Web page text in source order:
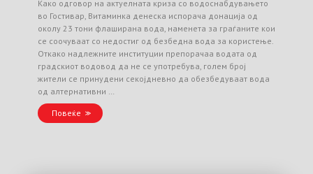
Како одговор на актуелната криза со водоснабдувањето
во Гостивар, Витаминка денеска испорача донација од
околу 23 тони флаширана вода, наменета за граѓаните кои
се соочуваат со недостиг од безбедна вода за користење.
Откако надлежните институции препорачаа водата од
градскиот водовод да не се употребува, голем број
жители се принудени секојдневно да обезбедуваат вода
од алтернативни …
Повеќе